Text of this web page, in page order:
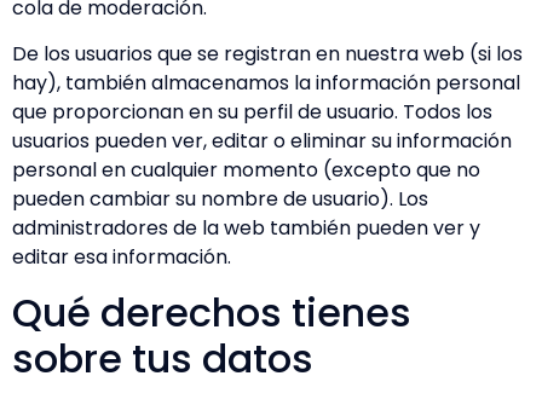
cola de moderación.
De los usuarios que se registran en nuestra web (si los
hay), también almacenamos la información personal
que proporcionan en su perfil de usuario. Todos los
usuarios pueden ver, editar o eliminar su información
personal en cualquier momento (excepto que no
pueden cambiar su nombre de usuario). Los
administradores de la web también pueden ver y
editar esa información.
Qué derechos tienes
sobre tus datos